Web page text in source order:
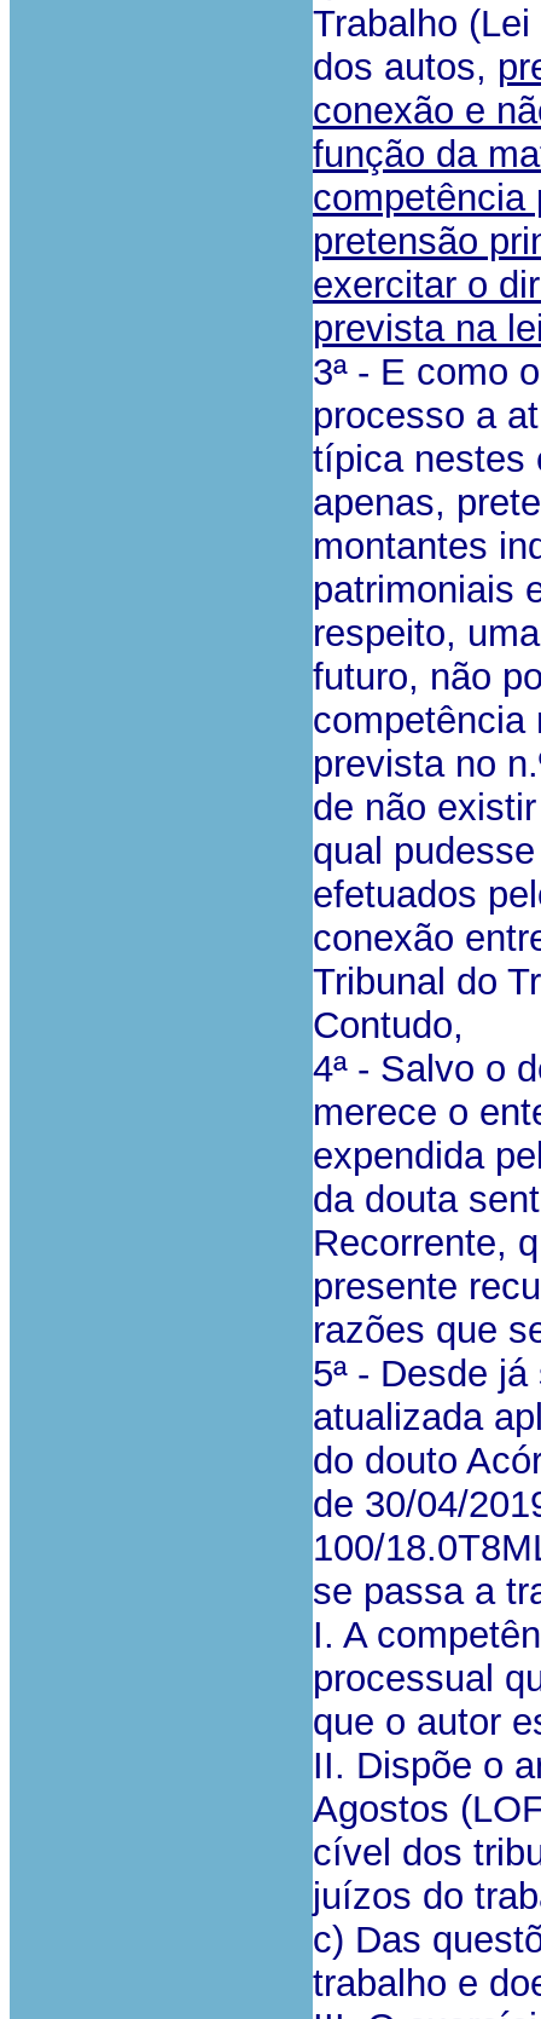
Trabalho
dos autos,
conexão e
função da
competência
pretensão
exercitar o
prevista na
3ª - E como
processo a
típica nestes
apenas,
montantes
patrimoniais
respeito,
futuro, não
competência
prevista no
de não
qual
efetuados
conexão
Tribunal do
Contudo,
4ª - Salvo o
merece o
expendida
da douta
Recorrente,
presente
razões que
5ª - Desde
atualizada
do douto
de 30/04/
100/
se passa a
I. A
processual
que o autor
II. Dispõe o
Agostos
cível dos
juízos do
c) Das
trabalho e